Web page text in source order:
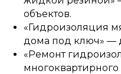
объектов.
«Гидроизоляция
дома под ключ» —
«Ремонт